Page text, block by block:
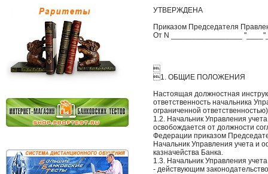
УТВЕРЖДЕНА
Приказом Председателя
От N _________________

1. ОБЩИЕ ПОЛОЖЕНИЯ
Настоящая должностная
ответственность начальника
ограниченной
1.2. Начальник Управления
освобождается от должности
Федерации приказом
Начальник Управления учета и
казначейства Банка.
1.3. Начальник Управления
- действующим